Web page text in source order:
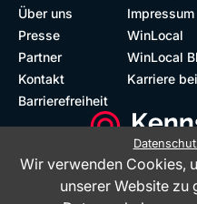
Über uns
Presse
Partner
Kontakt
Barrierefreiheit
Impressum
WinLocal
WinLocal
Karriere
Wir verwenden Cookies,
unserer Website zu